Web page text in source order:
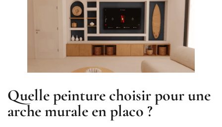
Quelle peinture choisir pour une
arche murale en placo ?